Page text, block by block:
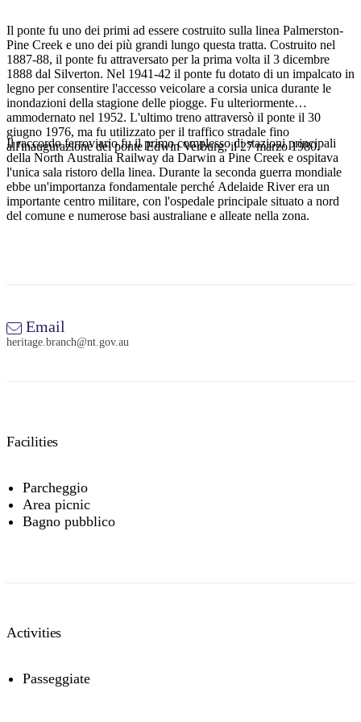
Cerca:
Sign
up
Il ponte fu uno dei primi ad essere costruito sulla linea Palmerston-
Pine Creek e uno dei più grandi lungo questa tratta. Costruito nel
1887-88, il ponte fu attraversato per la prima volta il 3 dicembre
1888 dal Silverton. Nel 1941-42 il ponte fu dotato di un impalcato in
legno per consentire l'accesso veicolare a corsia unica durante le
inondazioni della stagione delle piogge. Fu ulteriormente
ammodernato nel 1952. L'ultimo treno attraversò il ponte il 30
giugno 1976, ma fu utilizzato per il traffico stradale fino
all'inaugurazione del ponte Edwin Verburg, il 27 marzo 1980.
Il raccordo ferroviario fu il primo complesso di stazioni principali
della North Australia Railway da Darwin a Pine Creek e ospitava
l'unica sala ristoro della linea. Durante la seconda guerra mondiale
ebbe un'importanza fondamentale perché Adelaide River era un
importante centro militare, con l'ospedale principale situato a nord
del comune e numerose basi australiane e alleate nella zona.
Email
heritage.branch@nt.gov.au
Facilities
Parcheggio
Area picnic
Bagno pubblico
Activities
Passeggiate